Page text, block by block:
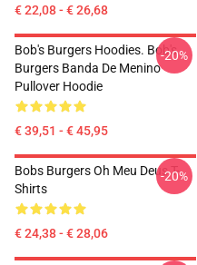
€ 22,08 - € 26,68
Bob's Burgers Hoodies. Bob's
Burgers Banda De Menino
Pullover Hoodie
€ 39,51 - € 45,95
-20%
Bobs Burgers Oh Meu Deus T-
Shirts
€ 24,38 - € 28,06
-20%